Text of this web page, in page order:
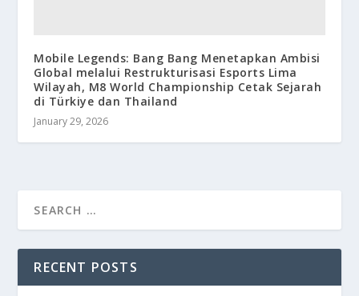
Mobile Legends: Bang Bang Menetapkan Ambisi
Global melalui Restrukturisasi Esports Lima
Wilayah, M8 World Championship Cetak Sejarah
di Türkiye dan Thailand
January 29, 2026
RECENT POSTS